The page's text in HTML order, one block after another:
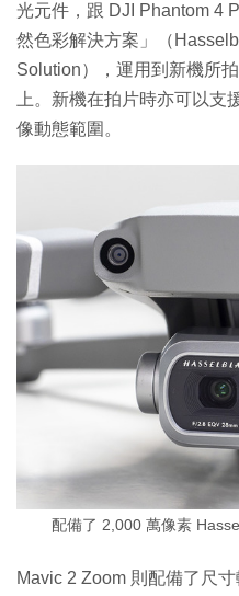
光元件，跟 DJI Phantom 4
然色彩解決方案」（
Solution），運用到新機所
上。新機在拍片時亦可以支
像動態範圍。
配備了 2,000 萬像素
Mavic 2 Zoom 則配備了尺